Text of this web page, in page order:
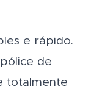
e rápido.
de
totalmente